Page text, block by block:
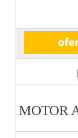
MOTOR